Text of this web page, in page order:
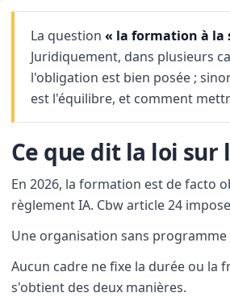
La question « la formation à la
Juridiquement, dans plusieurs
l'obligation est bien posée ;
est l'équilibre, et comment
Ce que dit la loi
En 2026, la formation est de facto
règlement IA. Cbw article 24
Une organisation sans
Aucun cadre ne fixe la durée ou la
s'obtient des deux manières.